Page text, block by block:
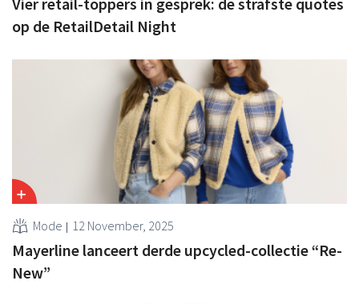
op de RetailDetail Night
Mode 12 November, 2025
Mayerline lanceert derde upcycled-collectie “Re-
New”